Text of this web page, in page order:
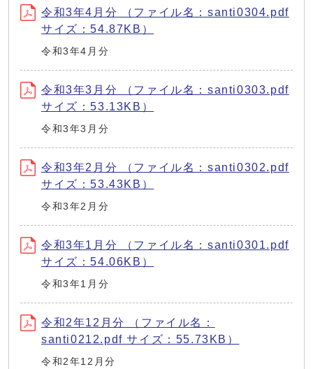
令和3年4月分 （ファイル名：santi0304.pdf
サイズ：54.87KB）
令和3年4月分
令和3年3月分 （ファイル名：santi0303.pdf
サイズ：53.13KB）
令和3年3月分
令和3年2月分 （ファイル名：santi0302.pdf
サイズ：53.43KB）
令和3年2月分
令和3年1月分 （ファイル名：santi0301.pdf
サイズ：54.06KB）
令和3年1月分
令和2年12月分 （ファイル名：
santi0212.pdf サイズ：55.73KB）
令和2年12月分